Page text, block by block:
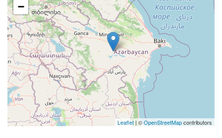
−
Leaflet | ©OpenStreetMapcontributors